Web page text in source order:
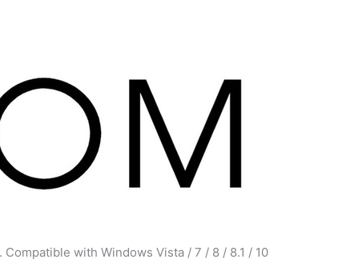
Compatible with Windows Vista / 7 / 8 / 8.1 / 10